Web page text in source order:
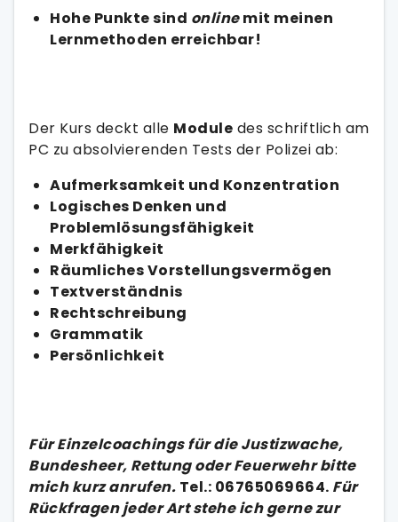
Hohe Punkte sind onlinemit meinen
Lernmethoden erreichbar!
Der Kurs deckt alle Module des schriftlich am
PC zu absolvierenden Tests der Polizei ab:
Aufmerksamkeit und Konzentration
Logisches Denken und
Problemlösungsfähigkeit
Merkfähigkeit
Räumliches Vorstellungsvermögen
Textverständnis
Rechtschreibung
Grammatik
Persönlichkeit
Für Einzelcoachings für die Justizwache,
Bundesheer, Rettung oder Feuerwehr bitte
mich kurz anrufen. Tel.: 06765069664. Für
Rückfragen jeder Art stehe ich gerne zur